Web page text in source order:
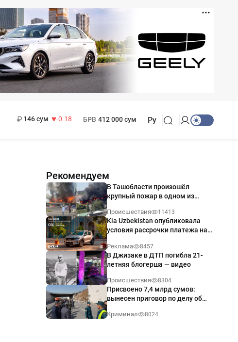
146 сум
-0.18
БРВ 412 000 сум Ру
Рекомендуем
В Ташобласти произошёл
крупный пожар в одном из
Происшествия 11413
Kia Uzbekistan опубликовала
условия рассрочки платежа на
годовых
Реклама 8457
В Джизаке в ДТП погибла 21-
летняя блогерша — видео
Происшествия 8304
Присвоено 7,4 млрд сумов:
вынесен приговор по делу об
Ташкенте
Криминал 8024